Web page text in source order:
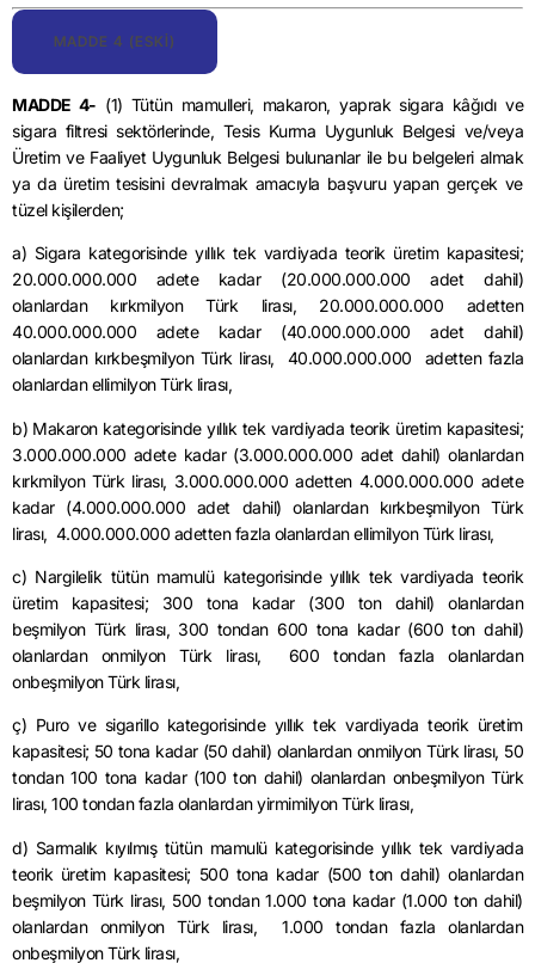
MADDE 4 (ESKI)
MADDE 4- (1) Tütün mamulleri, makaron, yaprak sigara kâğıdı ve
sigara filtresi sektörlerinde, Tesis Kurma Uygunluk Belgesi ve/veya
Üretim ve Faaliyet Uygunluk Belgesi bulunanlar ile bu belgeleri almak
ya da üretim tesisini devralmak amacıyla başvuru yapan gerçek ve
tüzel kişilerden;
a) Sigara kategorisinde yıllık tek vardiyada teorik üretim kapasitesi;
20.000.000.000 adete kadar (20.000.000.000 adet dahil)
olanlardan kırkmilyon Türk lirası, 20.000.000.000 adetten
40.000.000.000 adete kadar (40.000.000.000 adet dahil)
olanlardan kırkbeşmilyon Türk lirası, 40.000.000.000 adetten fazla
olanlardan ellimilyon Türk lirası,
b) Makaron kategorisinde yıllık tek vardiyada teorik üretim kapasitesi;
3.000.000.000 adete kadar (3.000.000.000 adet dahil) olanlardan
kırkmilyon Türk lirası, 3.000.000.000 adetten 4.000.000.000 adete
kadar (4.000.000.000 adet dahil) olanlardan kırkbeşmilyon Türk
lirası, 4.000.000.000 adetten fazla olanlardan ellimilyon Türk lirası,
c) Nargilelik tütün mamulü kategorisinde yıllık tek vardiyada teorik
üretim kapasitesi; 300 tona kadar (300 ton dahil) olanlardan
beşmilyon Türk lirası, 300 tondan 600 tona kadar (600 ton dahil)
olanlardan onmilyon Türk lirası, 600 tondan fazla olanlardan
onbeşmilyon Türk lirası,
ç) Puro ve sigarillo kategorisinde yıllık tek vardiyada teorik üretim
kapasitesi; 50 tona kadar (50 dahil) olanlardan onmilyon Türk lirası, 50
tondan 100 tona kadar (100 ton dahil) olanlardan onbeşmilyon Türk
lirası, 100 tondan fazla olanlardan yirmimilyon Türk lirası,
d) Sarmalık kıyılmış tütün mamulü kategorisinde yıllık tek vardiyada
teorik üretim kapasitesi; 500 tona kadar (500 ton dahil) olanlardan
beşmilyon Türk lirası, 500 tondan 1.000 tona kadar (1.000 ton dahil)
olanlardan onmilyon Türk lirası, 1.000 tondan fazla olanlardan
onbeşmilyon Türk lirası,